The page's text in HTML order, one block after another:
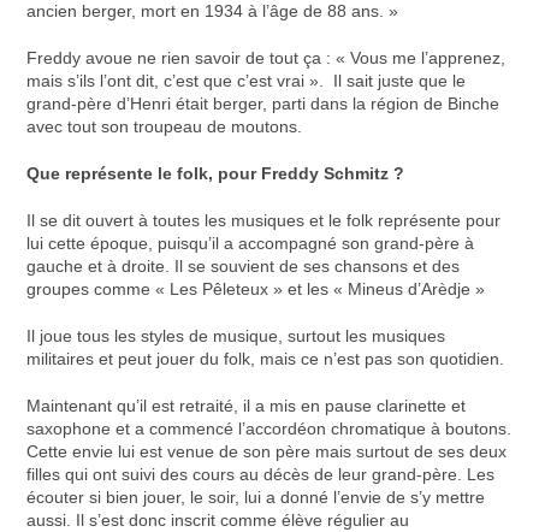
ancien berger, mort en 1934 à l’âge de 88 ans. »
Freddy avoue ne rien savoir de tout ça : « Vous me l’apprenez,
mais s’ils l’ont dit, c’est que c’est vrai ». Il sait juste que le
grand-père d’Henri était berger, parti dans la région de Binche
avec tout son troupeau de moutons.
Que représente le folk, pour Freddy Schmitz ?
Il se dit ouvert à toutes les musiques et le folk représente pour
lui cette époque, puisqu’il a accompagné son grand-père à
gauche et à droite. Il se souvient de ses chansons et des
groupes comme « Les Pêleteux » et les « Mineus d’Arèdje »
Il joue tous les styles de musique, surtout les musiques
militaires et peut jouer du folk, mais ce n’est pas son quotidien.
Maintenant qu’il est retraité, il a mis en pause clarinette et
saxophone et a commencé l’accordéon chromatique à boutons.
Cette envie lui est venue de son père mais surtout de ses deux
filles qui ont suivi des cours au décès de leur grand-père. Les
écouter si bien jouer, le soir, lui a donné l’envie de s’y mettre
aussi. Il s’est donc inscrit comme élève régulier au